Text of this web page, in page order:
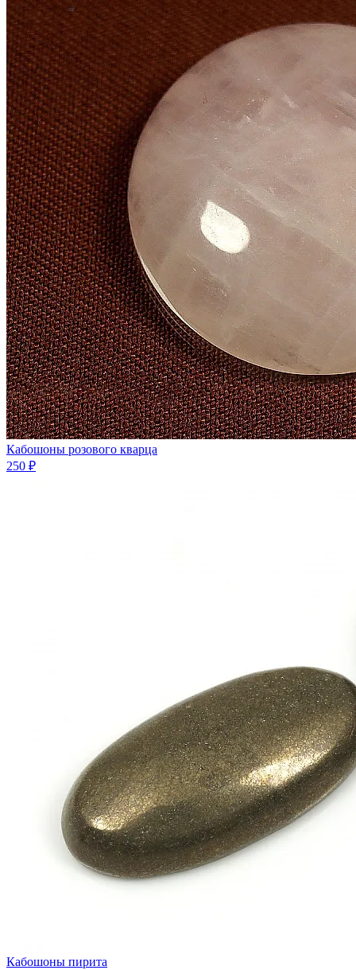
Кабошоны розового кварца
250 ₽
Кабошоны пирита